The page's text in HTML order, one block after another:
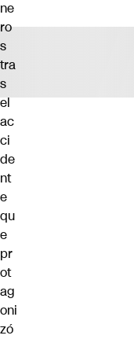
ne
ro
s
tra
s
el
ac
ci
de
nt
e
qu
e
pr
ot
ag
oni
zó